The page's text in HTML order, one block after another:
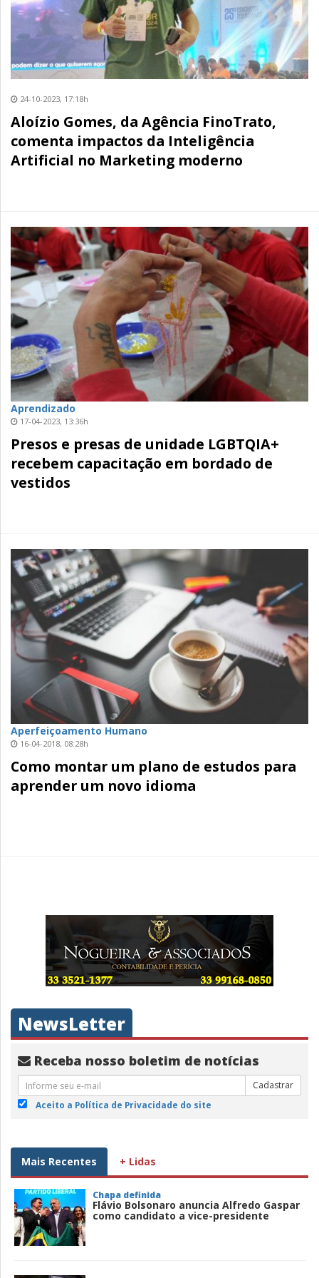
24-10-2023, 17:18h
Aloízio Gomes, da Agência FinoTrato,
comenta impactos da Inteligência
Artificial no Marketing moderno
Aprendizado
17-04-2023, 13:36h
Presos e presas de unidade LGBTQIA+
recebem capacitação em bordado de
vestidos
Aperfeiçoamento Humano
16-04-2018, 08:28h
Como montar um plano de estudos para
aprender um novo idioma
NewsLetter
Receba nosso boletim de notícias
Cadastrar
Aceito a Política de Privacidade do site
Mais Recentes + Lidas
Chapa definida
Flávio Bolsonaro anuncia Alfredo Gaspar
como candidato a vice-presidente